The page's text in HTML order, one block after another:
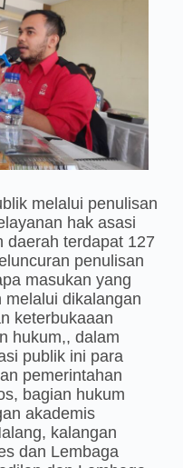
melalui penulisan
hak asasi
daerah terdapat 127
penulisan
masukan yang
melalui dikalangan
keterbukaaan
hukum,, dalam
publik ini para
pemerintahan
bagian hukum
akademis
kalangan
dan Lembaga